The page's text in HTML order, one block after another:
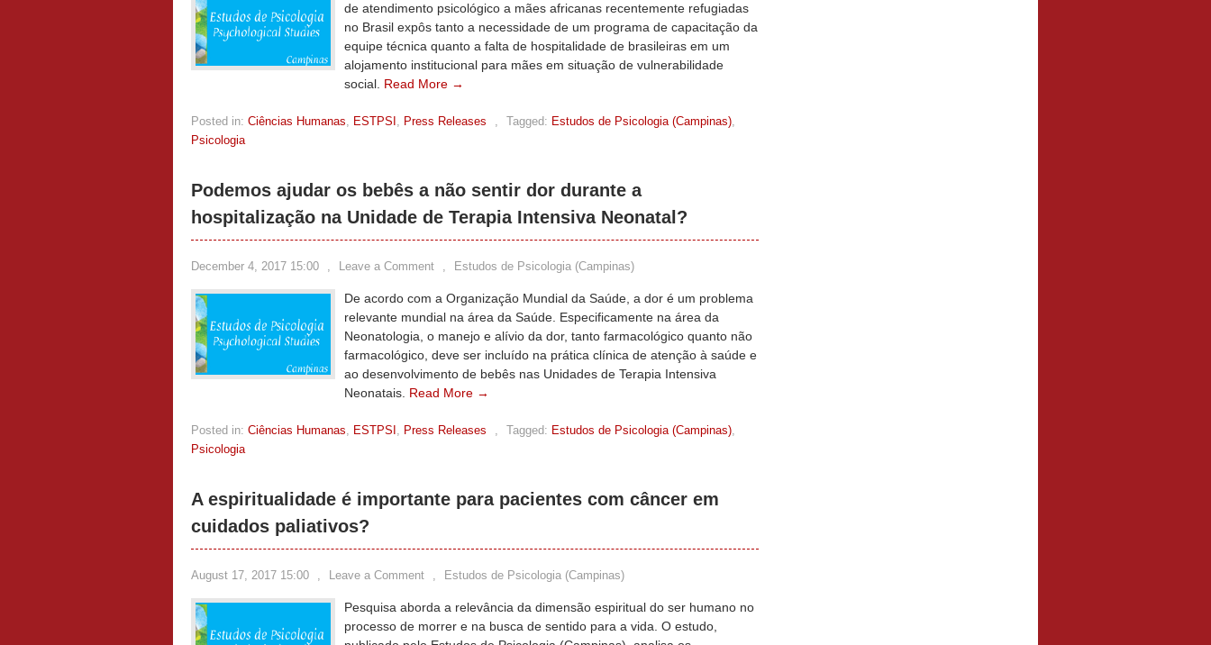
de atendimento psicológico a mães africanas recentemente refugiadas
no Brasil expôs tanto a necessidade de um programa de capacitação da
equipe técnica quanto a falta de hospitalidade de brasileiras em um
alojamento institucional para mães em situação de vulnerabilidade
social. Read More →
Posted in: Ciências Humanas, ESTPSI , Press Releases , Tagged: Estudos de Psicologia (Campinas),
Psicologia
Podemos ajudar os bebês a não sentir dor durante a
hospitalização na Unidade de Terapia Intensiva Neonatal?
December 4, 2017 15:00 , Leave a Comment , Estudos de Psicologia (Campinas)
De acordo com a Organização Mundial da Saúde, a dor é um problema
relevante mundial na área da Saúde. Especificamente na área da
Neonatologia, o manejo e alívio da dor, tanto farmacológico quanto não
farmacológico, deve ser incluído na prática clínica de atenção à saúde e
ao desenvolvimento de bebês nas Unidades de Terapia Intensiva
Neonatais. Read More →
Posted in: Ciências Humanas, ESTPSI , Press Releases , Tagged: Estudos de Psicologia (Campinas),
Psicologia
A espiritualidade é importante para pacientes com câncer em
cuidados paliativos?
August 17, 2017 15:00 , Leave a Comment , Estudos de Psicologia (Campinas)
Pesquisa aborda a relevância da dimensão espiritual do ser humano no
processo de morrer e na busca de sentido para a vida. O estudo,